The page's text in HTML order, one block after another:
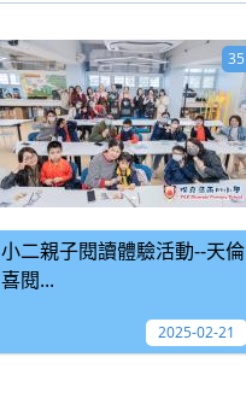
小二親子閱讀體驗活動--天倫
喜閱...
35
2025-02-21